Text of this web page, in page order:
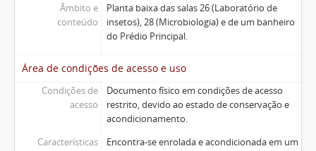
Âmbito e
conteúdo
Planta baixa das salas 26 (Laboratório de
insetos), 28 (Microbiologia) e de um banheiro
do Prédio Principal.
Área de condições de acesso e uso
Condições de
acesso
Documento físico em condições de acesso
restrito, devido ao estado de conservação e
acondicionamento.
Características
Encontra-se enrolada e acondicionada em um